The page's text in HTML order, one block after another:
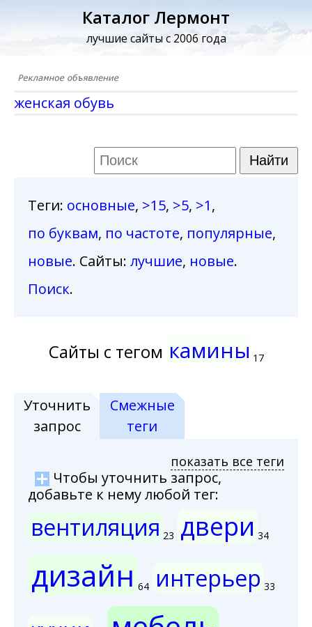
Каталог Лермонт
лучшие сайты с 2006 года
женская обувь
Теги: основные, >15, >5, >1,
по буквам, по частоте, популярные,
новые. Сайты: лучшие, новые.
Поиск.
Сайты с тегом камины 17
Уточнить
запрос
Смежные
теги
показать все теги
Чтобы уточнить запрос,
добавьте к нему любой тег:
вентиляция 23 двери 34
дизайн 64 интерьер 33